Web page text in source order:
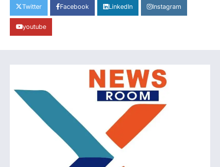
Twitter Facebook LinkedIn Instagram
youtube